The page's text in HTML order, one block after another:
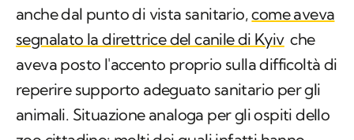
anche dal punto di vista sanitario,come aveva
segnalato la direttrice del canile di Kyiv che
aveva posto l'accento proprio sulla difficoltà di
reperire supporto adeguato sanitario per gli
animali. Situazione analoga per gli ospiti dello